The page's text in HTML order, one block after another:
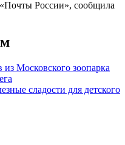
России», сообщила
из Московского зоопарка
сладости для детского